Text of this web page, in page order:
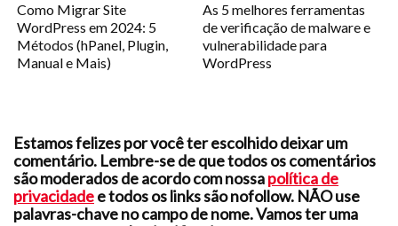
Como Migrar Site
WordPress em 2024: 5
Métodos (hPanel, Plugin,
Manual e Mais)
As 5 melhores ferramentas
de verificação de malware e
vulnerabilidade para
WordPress
Estamos felizes por você ter escolhido deixar um
comentário. Lembre-se de que todos os comentários
são moderados de acordo com nossapolítica de
privacidadee todos os links são nofollow. NÃO use
palavras-chave no campo de nome. Vamos ter uma